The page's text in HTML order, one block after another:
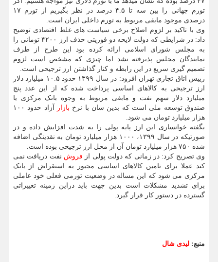
تورم جهانی را بین سه تا ۴.۵ درصد در نظر بگیریم از تورم ۱۷
درصدی موجود مابقی مربوط به تورم داخلی ایران است.
وی با تاکید بر لزوم اصلاح برخی سیاست های غلط اقتصادی توضیح
داد: در شرایطی که دولت لایحه دو فوریتی حذف ارز ۴۲۰۰ تومانی را
به مجلس شورای اسلامی ارائه کرده بود این طرح از طرف
نمایندگان مجلس پذیرفته نشد اما چیزی که مشخص است لزوم
تصمیم گیری سریع در این رابطه و کنار گذاشتن ارز ترجیحی است.
رییس اتاق تجاری تهران افزود: در سال ۱۳۹۹ حدود ۱۰.۵ میلیارد دلار
ارز ترجیحی به کالاهای اساسی پرداخت شده که از این عدد پنج
میلیارد دلار سهم نفت و مابقی مربوط به وجوه بانک مرکزی یا
صندوق توسعه ملی است که بدین سان با نرخ بازار
آزاد حدود ۱۰۰
هزار میلیارد تومان می شود.
بگفته خوانساری این ارز پایه پولی را به شدت افزایش داده و در
صورتیکه در سال ۱۳۹۹، ۱۰۰۰ هزار میلیارد تومان به نقدینگی اضافه
شده ۷۵۰ هزار میلیارد تومان آن از محل ارز ترجیحی بوده است.
وی تصریح کرد: در زمانی که دولت پولی از فروش نفت دریافت نمی
کند عملا برای تامین کالاهای اساسی مجبور به استقراض از بانک
مرکزی می شود که این مساله در وضعیت تورمی فعلی خود عاملی
برای تشدید مشکلات است بدین جهت باید دراین زمینه تغییراتی
گسترده در دستور کار قرار گیرد.
منبع: لیدی شال